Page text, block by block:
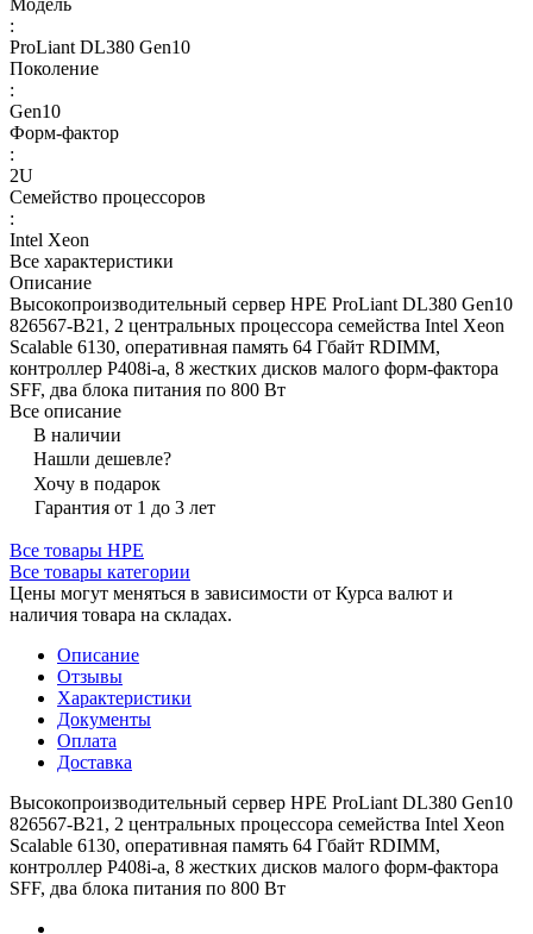
Модель
:
ProLiant DL380 Gen10
Поколение
:
Gen10
Форм-фактор
:
2U
Семейство процессоров
:
Intel Xeon
Все характеристики
Описание
Высокопроизводительный сервер HPE ProLiant DL380 Gen10
826567-B21, 2 центральных процессора семейства Intel Xeon
Scalable 6130, оперативная память 64 Гбайт RDIMM,
контроллер P408i-a, 8 жестких дисков малого форм-фактора
SFF, два блока питания по 800 Вт
Все описание
В наличии
Нашли дешевле?
Хочу в подарок
Гарантия от 1 до 3 лет
Все товары HPE
Все товары категории
Цены могут меняться в зависимости от Курса валют и
наличия товара на складах.
Описание
Отзывы
Характеристики
Документы
Оплата
Доставка
Высокопроизводительный сервер HPE ProLiant DL380 Gen10
826567-B21, 2 центральных процессора семейства Intel Xeon
Scalable 6130, оперативная память 64 Гбайт RDIMM,
контроллер P408i-a, 8 жестких дисков малого форм-фактора
SFF, два блока питания по 800 Вт